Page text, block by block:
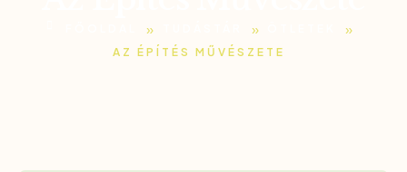
» » »
AZ ÉPÍTÉS MŰVÉSZETE